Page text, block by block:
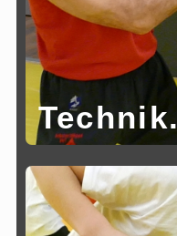
Technik.